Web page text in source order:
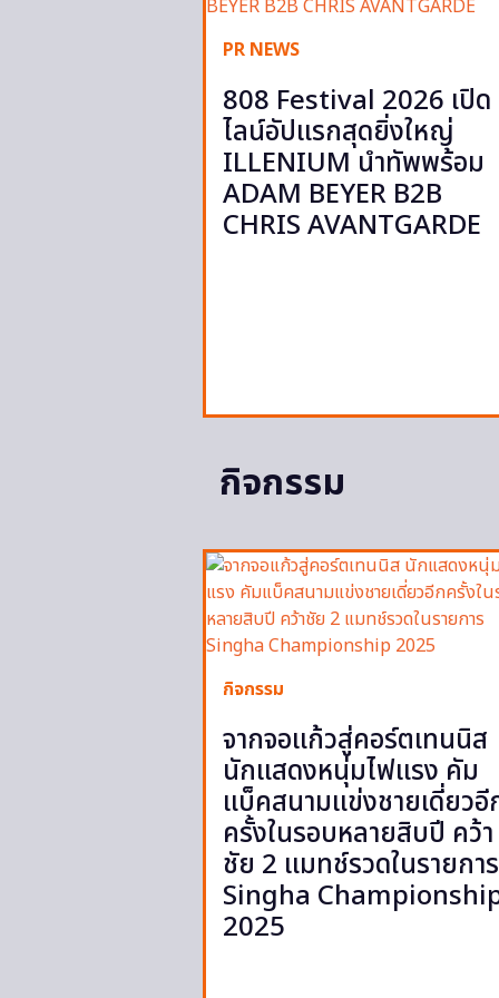
PR NEWS
808 Festival 2026 เปิด
ไลน์อัปแรกสุดยิ่งใหญ่
ILLENIUM นำทัพพร้อม
ADAM BEYER B2B
CHRIS AVANTGARDE
กิจกรรม
กิจกรรม
จากจอแก้วสู่คอร์ตเทนนิส
นักแสดงหนุ่มไฟแรง คัม
แบ็คสนามแข่งชายเดี่ยวอี
ครั้งในรอบหลายสิบปี คว้า
ชัย 2 แมทช์รวดในรายการ
Singha
2025